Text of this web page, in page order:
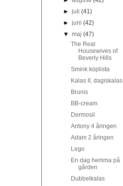
►juli(41)
►juni(42)
▼maj(47)
The Real
Housewives of
Beverly Hills
Smink köplista
Kalas II, dagiskalas
Brunis
BB-cream
Dermosil
Antony 4 åringen
Adam 2 åringen
Lego
En dag hemma på
gården
Dubbelkalas